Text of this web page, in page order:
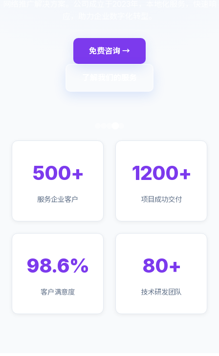
免费咨询 →
500+
服务企业客户
1200+
项目成功交付
98.6%
客户满意度
80+
技术研发团队